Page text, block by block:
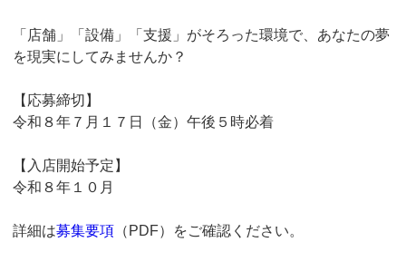
「店舗」「設備」「支援」がそろった環境で、あなたの夢
を現実にしてみませんか？
【応募締切】
令和８年７月１７日（金）午後５時必着
【入店開始予定】
令和８年１０月
詳細は募集要項 （PDF）をご確認ください。